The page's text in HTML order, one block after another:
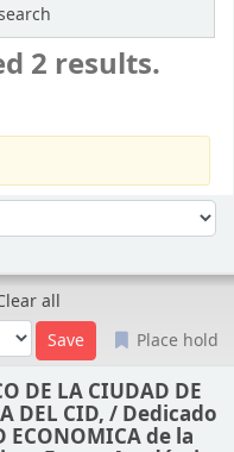
2 results.
all
Place hold
DE LA CIUDAD DE
DEL CID, /Dedicado
ECONOMICA de la